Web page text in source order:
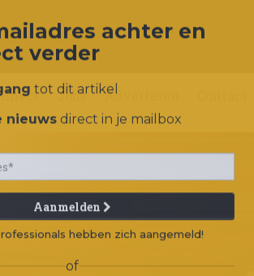
Jobs Adverteren
achter en
verder